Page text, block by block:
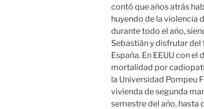
contó que años atrás
huyendo de la violencia
durante todo el año,
Sebastián y disfrutar
España. En EEUU con
mortalidad por
la Universidad Pompeu
vivienda de segunda
semestre del año, hasta